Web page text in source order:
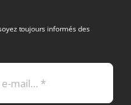
toujours informés des